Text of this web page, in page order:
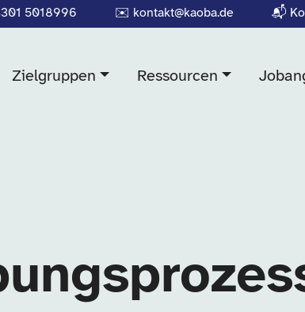
5018996 ✉️ kontakt@kaoba.de 📬
Zielgruppen Ressourcen